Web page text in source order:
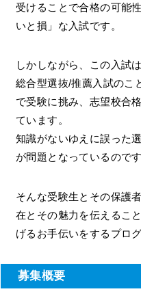
受けることで合格の可能
いと損」な入試です。
しかしながら、この入試
総合型選抜/推薦入試のこ
で受験に挑み、志望校合
ています。
知識がないゆえに誤った
が問題となっているのです
そんな受験生とその保護
在とその魅力を伝えるこ
げるお手伝いをするプロ
募集概要